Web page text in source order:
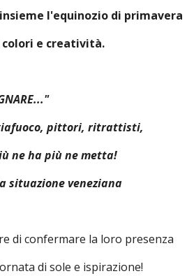
l'equinozio di primavera
colori e creatività.
pittori, ritrattisti,
ne ha più ne metta!
situazione veneziana
di confermare la loro presenza
di sole e ispirazione!